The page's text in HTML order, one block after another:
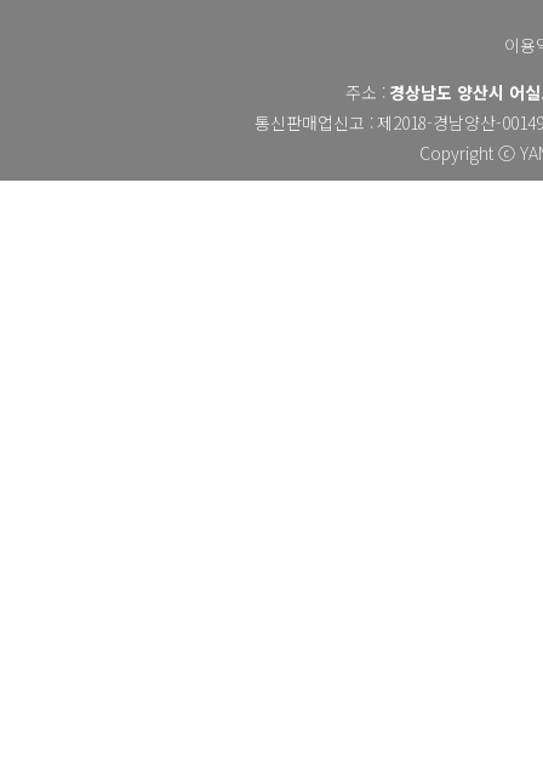
이용
주소 : 경상남도 양산시 어
통신판매업신고 :제2018-경남양산-
Copyright ⓒ